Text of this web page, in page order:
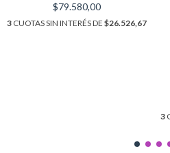
$79.580,00
3 CUOTAS SIN INTERÉS DE $26.526,67
3